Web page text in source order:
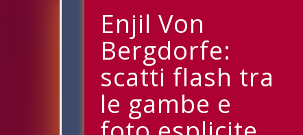
Enjil Von
Bergdorfe:
scatti flash tra
le gambe e